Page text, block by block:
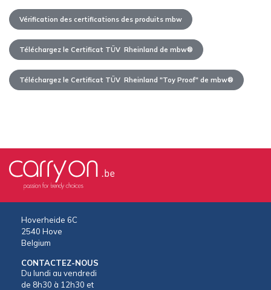
Vérification des certifications des produits mbw
Téléchargez le Certificat TÜV Rheinland de mbw®
Téléchargez le Certificat TÜV Rheinland "Toy Proof" de mbw®
Hoverheide 6C
2540 Hove
Belgium
CONTACTEZ-NOUS
Du lundi au vendredi
de 8h30 à 12h30 et